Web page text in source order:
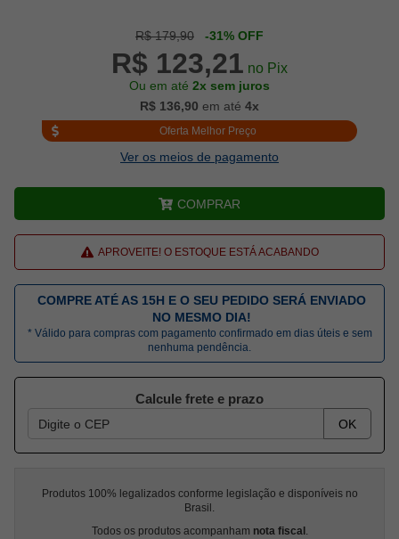
R$ 179,90 -31% OFF
R$ 123,21 no Pix
Ou em até 2x sem juros
R$ 136,90 em até 4x
Oferta Melhor Preço
Ver os meios de pagamento
COMPRAR
APROVEITE! O ESTOQUE ESTÁ ACABANDO
COMPRE ATÉ AS 15H E O SEU PEDIDO SERÁ ENVIADO
NO MESMO DIA!
* Válido para compras com pagamento confirmado em dias úteis e sem
nenhuma pendência.
Calcule frete e prazo
OK
Produtos 100% legalizados conforme legislação e disponíveis no
Brasil.
Todos os produtos acompanham nota fiscal .